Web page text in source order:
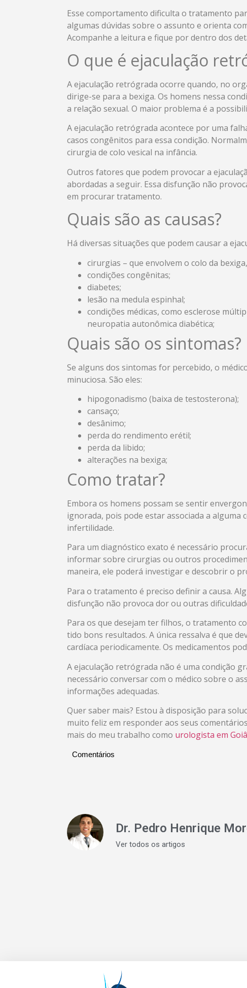
Esse comportamento dificulta o tratamento
algumas dúvidas sobre o assunto e orienta
Acompanhe a leitura e fique por dentro dos
O que é ejaculação
A ejaculação retrógrada ocorre quando, no
dirige-se para a bexiga. Os homens nessa
a relação sexual. O maior problema é a
A ejaculação retrógrada acontece por uma
casos congênitos para essa condição.
cirurgia de colo vesical na infância.
Outros fatores que podem provocar a
abordadas a seguir. Essa disfunção não
em procurar tratamento.
Quais são as causas?
Há diversas situações que podem causar a
cirurgias – que envolvem o colo da
condições congênitas;
diabetes;
lesão na medula espinhal;
condições médicas, como esclerose
neuropatia autonômica diabética;
Quais são os sintomas?
Se alguns dos sintomas for percebido, o
minuciosa. São eles:
hipogonadismo (baixa de testosterona);
cansaço;
desânimo;
perda do rendimento erétil;
perda da libido;
alterações na bexiga;
Como tratar?
Embora os homens possam se sentir
ignorada, pois pode estar associada a alguma
infertilidade.
Para um diagnóstico exato é necessário
informar sobre cirurgias ou outros
maneira, ele poderá investigar e descobrir o
Para o tratamento é preciso definir a causa.
disfunção não provoca dor ou outras
Para os que desejam ter filhos, o tratamento
tido bons resultados. A única ressalva é que
cardíaca periodicamente. Os medicamentos
A ejaculação retrógrada não é uma condição
necessário conversar com o médico sobre o
informações adequadas.
Quer saber mais? Estou à disposição para
muito feliz em responder aos seus
mais do meu trabalho como urologista em
Comentários
Dr. Pedro Henrique
Ver todos os artigos